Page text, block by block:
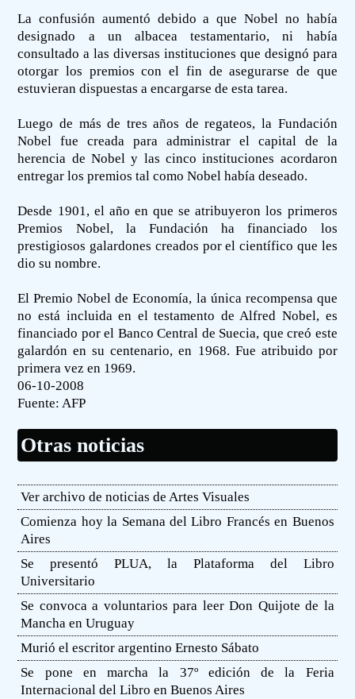
La confusión aumentó debido a que Nobel no había
designado a un albacea testamentario, ni había
consultado a las diversas instituciones que designó para
otorgar los premios con el fin de asegurarse de que
estuvieran dispuestas a encargarse de esta tarea.
Luego de más de tres años de regateos, la Fundación
Nobel fue creada para administrar el capital de la
herencia de Nobel y las cinco instituciones acordaron
entregar los premios tal como Nobel había deseado.
Desde 1901, el año en que se atribuyeron los primeros
Premios Nobel, la Fundación ha financiado los
prestigiosos galardones creados por el científico que les
dio su nombre.
El Premio Nobel de Economía, la única recompensa que
no está incluida en el testamento de Alfred Nobel, es
financiado por el Banco Central de Suecia, que creó este
galardón en su centenario, en 1968. Fue atribuido por
primera vez en 1969.
06-10-2008
Fuente: AFP
Otras noticias
Ver archivo de noticias de Artes Visuales
Comienza hoy la Semana del Libro Francés en Buenos
Aires
Se presentó PLUA, la Plataforma del Libro
Universitario
Se convoca a voluntarios para leer Don Quijote de la
Mancha en Uruguay
Murió el escritor argentino Ernesto Sábato
Se pone en marcha la 37º edición de la Feria
Internacional del Libro en Buenos Aires